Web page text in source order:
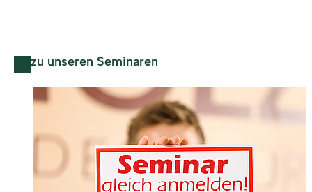
zu unseren Seminaren